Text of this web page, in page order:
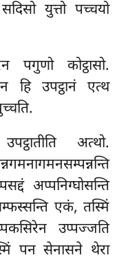
युत्तो पच्चयो
पगुणो कोट्ठासो.
हि उपट्ठानं एत्थ
अत्थो.
अप्पनिग्घोसन्ति
एकं, तस्मिं
उप्पज्जति
पन सेनासने थेरा